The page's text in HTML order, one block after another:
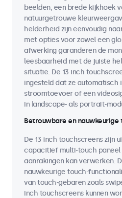
beelden, een brede kijkhoek
natuurgetrouwe
helderheid zijn eenvoudig
met opties voor zowel een
afwerking garanderen de
leesbaarheid met de juiste
situatie. De 13 inch
ingesteld dat ze automatisch
stroomtoevoer of een
in landscape- als portrait-
Betrouwbare en
De 13 inch touchscreens zijn
capacitief multi-touch
aanrakingen kan verwerken.
nauwkeurige touch-
van touch-gebaren zoals
inch touchscreens kunnen